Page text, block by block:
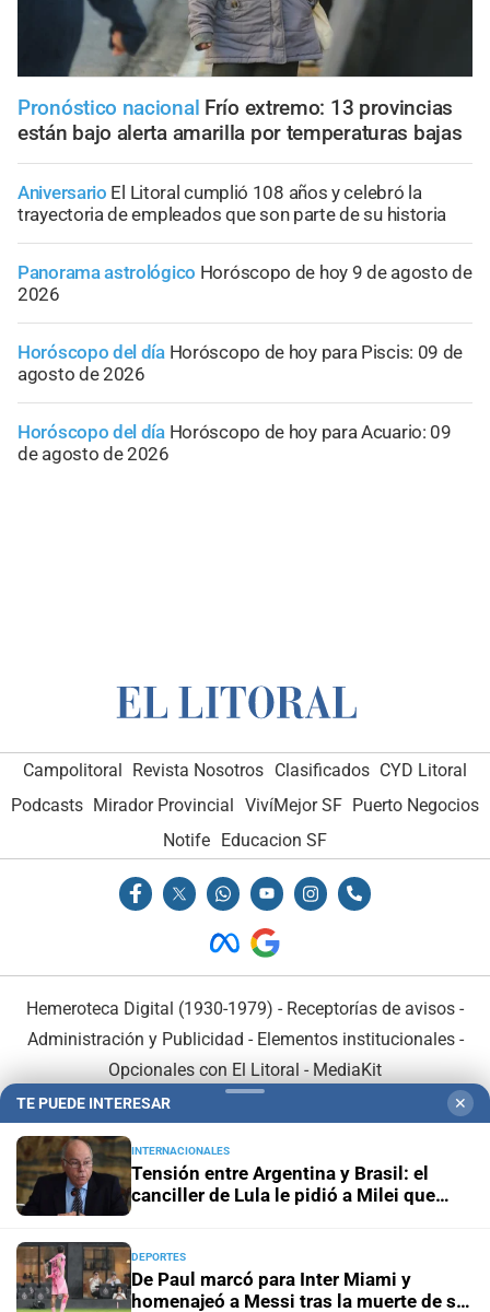
Pronóstico nacional Frío extremo: 13 provincias
están bajo alerta amarilla por temperaturas bajas
Aniversario El Litoral cumplió 108 años y celebró la
trayectoria de empleados que son parte de su historia
Panorama astrológico Horóscopo de hoy 9 de agosto de
2026
Horóscopo del día Horóscopo de hoy para Piscis: 09 de
agosto de 2026
Horóscopo del día Horóscopo de hoy para Acuario: 09
de agosto de 2026
Campolitoral Revista Nosotros Clasificados CYD Litoral
Podcasts Mirador Provincial VivíMejor SF Puerto Negocios
Notife Educacion SF
Hemeroteca Digital (1930-1979) - Receptorías de avisos -
Administración y Publicidad - Elementos institucionales-
Opcionales con El Litoral - MediaKit
En Asociación con:
TE PUEDE INTERESAR ✕
INTERNACIONALES
Tensión entre Argentina y Brasil: el
canciller de Lula le pidió a Milei que
DEPORTES
De Paul marcó para Inter Miami y
homenajeó a Messi tras la muerte de su